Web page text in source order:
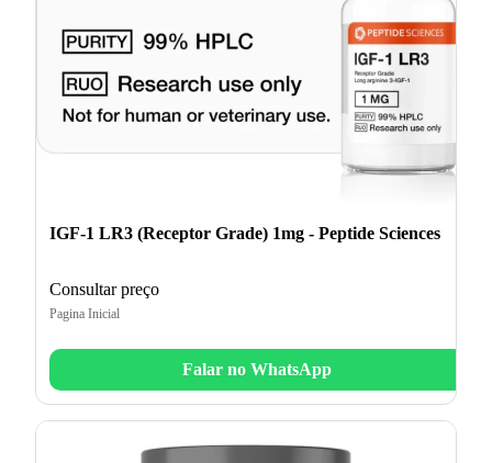
IGF-1 LR3 (Receptor Grade) 1mg - Peptide Sciences
Consultar preço
Pagina Inicial
Falar no WhatsApp